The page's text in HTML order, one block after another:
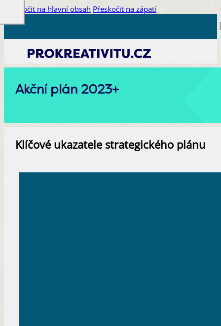
Přeskočit na hlavní obsah Přeskočit na zápatí
Akční plán 2023+
Klíčové ukazatele strategického plánu